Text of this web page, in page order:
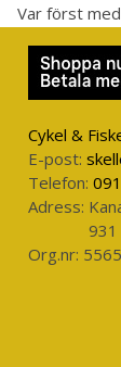
Var först
Cykel &
E-post:
Telefon:
Adress:
931
Org.nr: